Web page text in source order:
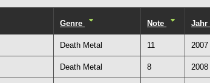
Genre Note Jahr
Death Metal 11 2007
Death Metal 8 2008